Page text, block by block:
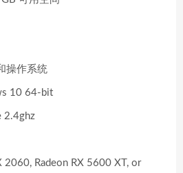
操作系统
10 64-bit
2.4ghz
2060, Radeon RX 5600 XT, or